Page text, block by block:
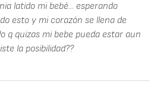
latido mi bebé... esperando
esto y mi corazón se llena de
q quizas mi bebe pueda estar aun
la posibilidad??